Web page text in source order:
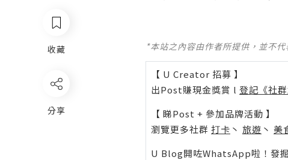
收藏
分享
*本站之內容由作者所提供，並不
【 U Creator 招募 】
出Post賺現金獎賞 l 登記《社
【 睇Post + 參加品牌活動 】
瀏覽更多社群 打卡 丶 旅遊 丶 美
U Blog開咗WhatsApp啦！發